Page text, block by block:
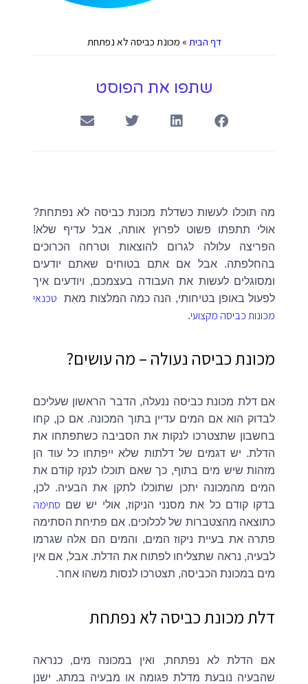
דף הבית » מכונת כביסה לא נפתחת
שתפו את הפוסט
מה תוכלו לעשות כשדלת מכונת כביסה לא נפתחת?
אולי תתפתו פשוט לפרוץ אותה, אבל עדיף שלא!
הפריצה עלולה לגרום להוצאות וטרחה הכרוכים
בהחלפתה. אבל אם אתם בטוחים שאתם יודעים
ומסוגלים לעשות את העבודה בעצמכם, ויודעים איך
לפעול באופן בטיחותי, הנה כמה המלצות מאת טכנאי
מכונות כביסה מקצועי.
מכונת כביסה נעולה – מה עושים?
אם דלת מכונת כביסה ננעלה, הדבר הראשון שעליכם
לבדוק הוא אם המים עדיין בתוך המכונה. אם כן, קחו
בחשבון שתצטרכו לנקות את הסביבה כשתפתחו את
הדלת. יש דגמים של דלתות שלא ייפתחו כל עוד הן
מזהות שיש מים בתוף, כך שאם תוכלו לנקז קודם את
המים מהמכונה יתכן שתוכלו לתקן את הבעיה. לכן,
בדקו קודם כל את מסנני הניקוז, אולי יש שם סתימה
כתוצאה מהצטברות של לכלוכים. אם פתיחת הסתימה
פתרה את בעיית ניקוז המים, והמים הם אלה שגרמו
לבעיה, נראה שתצליחו לפתוח את הדלת. אבל, אם אין
מים במכונת הכביסה, תצטרכו לנסות משהו אחר.
דלת מכונת כביסה לא נפתחת
אם הדלת לא נפתחת, ואין במכונה מים, כנראה
שהבעיה נובעת מדלת פגומה או מבעיה במתג. ישנן